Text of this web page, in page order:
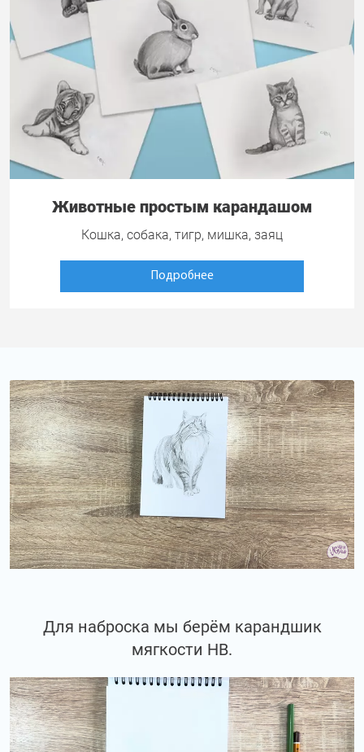
Животные простым карандашом
Кошка, собака, тигр, мишка, заяц
Подробнее
Для наброска мы берём карандшик
мягкости НВ.